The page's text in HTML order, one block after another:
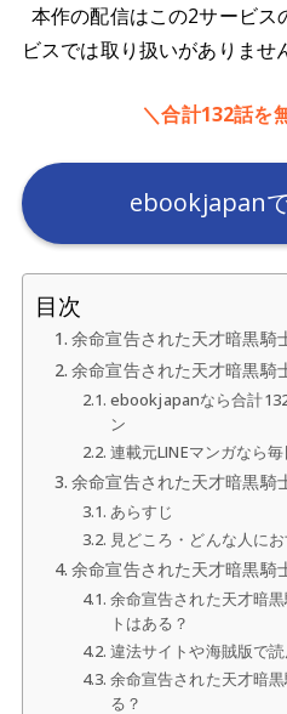
本作の配信はこの2サービス
ビスでは取り扱いがありませ
＼合計132話を
ebookjapan
目次
余命宣告された天才暗黒騎
余命宣告された天才暗黒騎
ebookjapanなら合計
ン
連載元LINEマンガなら
余命宣告された天才暗黒騎
あらすじ
見どころ・どんな人に
余命宣告された天才暗黒騎
余命宣告された天才暗
トはある？
違法サイトや海賊版で
余命宣告された天才暗
る？